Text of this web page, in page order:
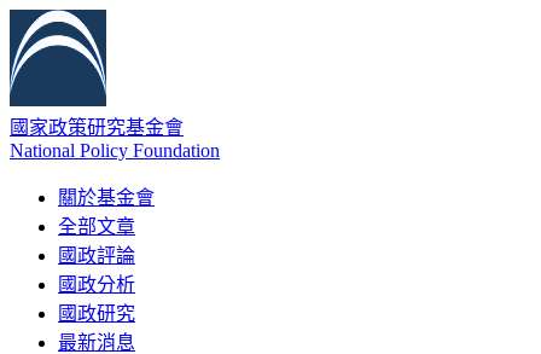
國家政策研究基金會
National Policy Foundation
關於基金會
全部文章
國政評論
國政分析
國政研究
最新消息